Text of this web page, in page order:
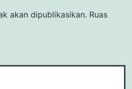
akan dipublikasikan. Ruas